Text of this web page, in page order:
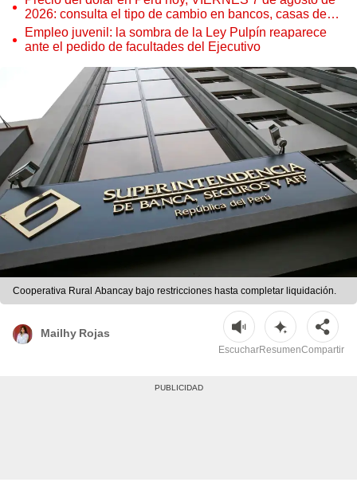
2026: consulta el tipo de cambio en bancos, casas de
cambio y plataformas digitales
Empleo juvenil: la sombra de la Ley Pulpín reaparece
ante el pedido de facultades del Ejecutivo
Cooperativa Rural Abancay bajo restricciones hasta completar liquidación.
Mailhy Rojas
EscucharResumenCompartir